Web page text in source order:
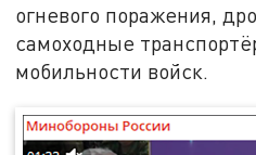
огневого поражения,
самоходные
мобильности войск.